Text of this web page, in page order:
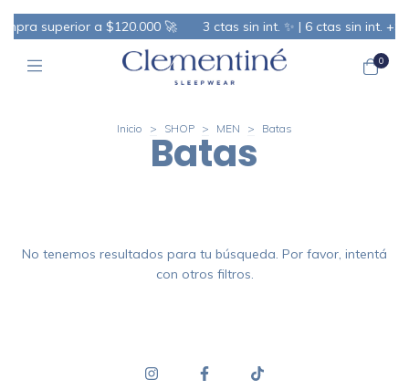
superior a $120.000 🚀 3 ctas sin int. ✨ | 6 ctas sin int.
0
Inicio > SHOP > MEN > Batas
Batas
No tenemos resultados para tu búsqueda. Por favor, intentá
con otros filtros.